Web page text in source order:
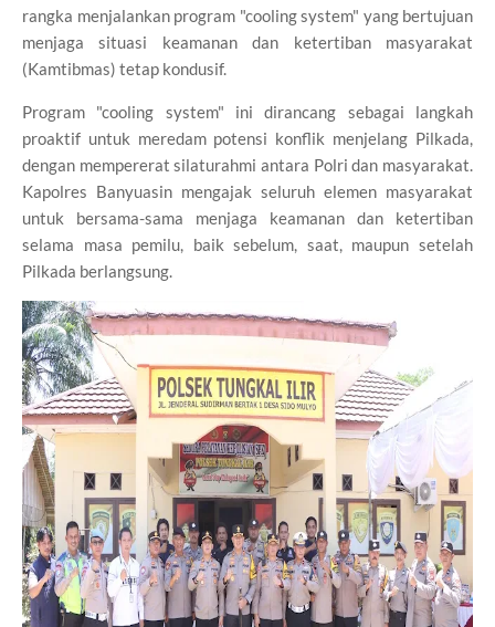
rangka menjalankan program "cooling system" yang bertujuan
menjaga situasi keamanan dan ketertiban masyarakat
(Kamtibmas) tetap kondusif.
Program "cooling system" ini dirancang sebagai langkah
proaktif untuk meredam potensi konflik menjelang Pilkada,
dengan mempererat silaturahmi antara Polri dan masyarakat.
Kapolres Banyuasin mengajak seluruh elemen masyarakat
untuk bersama-sama menjaga keamanan dan ketertiban
selama masa pemilu, baik sebelum, saat, maupun setelah
Pilkada berlangsung.